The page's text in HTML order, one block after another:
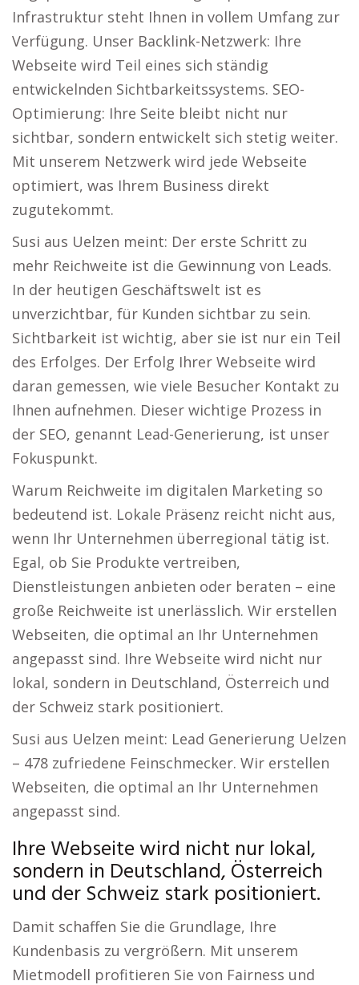
Infrastruktur steht Ihnen in vollem Umfang zur
Verfügung. Unser Backlink-Netzwerk: Ihre
Webseite wird Teil eines sich ständig
entwickelnden Sichtbarkeitssystems. SEO-
Optimierung: Ihre Seite bleibt nicht nur
sichtbar, sondern entwickelt sich stetig weiter.
Mit unserem Netzwerk wird jede Webseite
optimiert, was Ihrem Business direkt
zugutekommt.
Susi aus Uelzen meint: Der erste Schritt zu
mehr Reichweite ist die Gewinnung von Leads.
In der heutigen Geschäftswelt ist es
unverzichtbar, für Kunden sichtbar zu sein.
Sichtbarkeit ist wichtig, aber sie ist nur ein Teil
des Erfolges. Der Erfolg Ihrer Webseite wird
daran gemessen, wie viele Besucher Kontakt zu
Ihnen aufnehmen. Dieser wichtige Prozess in
der SEO, genannt Lead-Generierung, ist unser
Fokuspunkt.
Warum Reichweite im digitalen Marketing so
bedeutend ist. Lokale Präsenz reicht nicht aus,
wenn Ihr Unternehmen überregional tätig ist.
Egal, ob Sie Produkte vertreiben,
Dienstleistungen anbieten oder beraten – eine
große Reichweite ist unerlässlich. Wir erstellen
Webseiten, die optimal an Ihr Unternehmen
angepasst sind. Ihre Webseite wird nicht nur
lokal, sondern in Deutschland, Österreich und
der Schweiz stark positioniert.
Susi aus Uelzen meint: Lead Generierung Uelzen
– 478 zufriedene Feinschmecker. Wir erstellen
Webseiten, die optimal an Ihr Unternehmen
angepasst sind.
Ihre Webseite wird nicht nur lokal,
sondern in Deutschland, Österreich
und der Schweiz stark positioniert.
Damit schaffen Sie die Grundlage, Ihre
Kundenbasis zu vergrößern. Mit unserem
Mietmodell profitieren Sie von Fairness und